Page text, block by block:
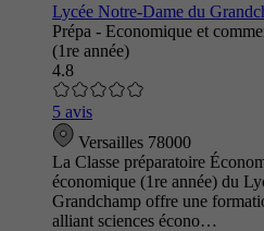
Lycée Notre-Dame du
Prépa - Economique et
(1re année)
4.8
5 avis
Versailles 78000
La Classe préparatoire
économique (1re année) du
Grandchamp offre une
alliant sciences écono…